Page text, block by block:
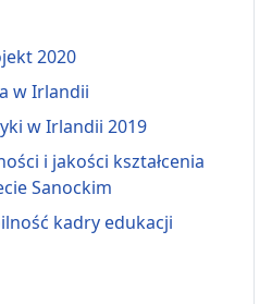
2020
w Irlandii
w Irlandii 2019
i jakości kształcenia
Sanockim
kadry edukacji